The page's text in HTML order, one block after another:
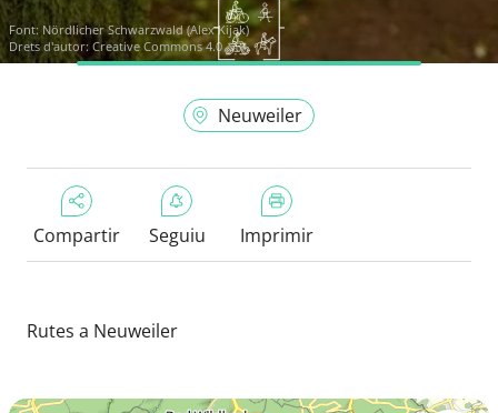
Font: Nördlicher Schwarzwald (Alex Kijak)
Drets d'autor: Creative Commons 4.0
Neuweiler
Compartir Seguiu Imprimir
Rutes a Neuweiler